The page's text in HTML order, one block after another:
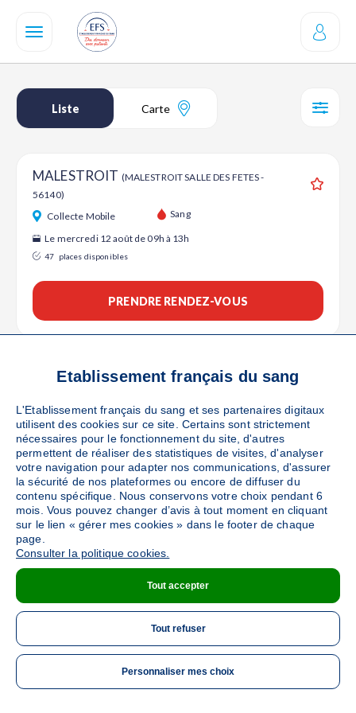
contenu
Liste Carte
ME
MALESTROIT (MALESTROIT SALLE DES FETES -
56140)
Collecte Mobile Sang
Le mercredi 12 août de 09h à 13h
47 places disponibles
PRENDRE RENDEZ-VOUS
MALESTROIT
(PLACE JACQUES BON SERGENT -
Collecte Mobile Sang
Le vendredi 09 octobre de 15h à 19h
DÉTAILS DE LA COLLECTE
Etablissement français du sang
L'Etablissement français du sang et ses partenaires digitaux
utilisent des cookies sur ce site. Certains sont strictement
nécessaires pour le fonctionnement du site, d'autres
permettent de réaliser des statistiques de visites, d'analyser
votre navigation pour adapter nos communications, d'assurer
la sécurité de nos plateformes ou encore de diffuser du
contenu spécifique. Nous conservons votre choix pendant 6
mois. Vous pouvez changer d’avis à tout moment en cliquant
sur le lien « gérer mes cookies » dans le footer de chaque
page.
Consulter la politique cookies.
Tout accepter
Tout refuser
Personnaliser mes choix